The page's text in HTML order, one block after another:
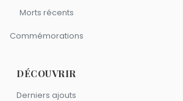
Morts récents
Commémorations
DÉCOUVRIR
Derniers ajouts